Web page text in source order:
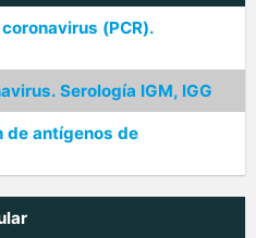
(PCR).
Serología IGM, IGG
de antígenos de